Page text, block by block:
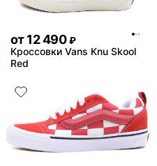
от12 490 ₽
Кроссовки Vans Knu Skool
Red